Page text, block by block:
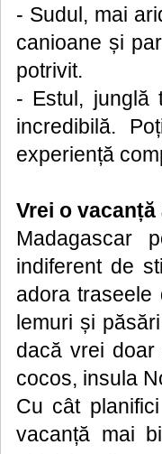
- Sudul, mai
canioane și
potrivit.
- Estul, junglă
incredibilă.
experiență
Vrei o
Madagascar
indiferent de
adora traseele
lemuri și
dacă vrei
cocos, insula
Cu cât
vacanță mai